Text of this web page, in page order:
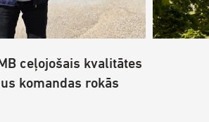
ceļojošais kvalitātes
komandas rokās